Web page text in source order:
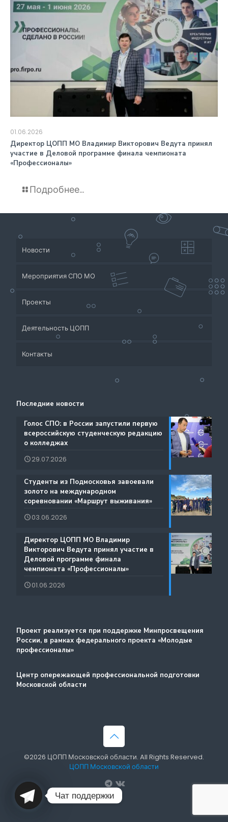
01.06.2026
️Директор ЦОПП МО Владимир Викторович Ведута принял
участие в Деловой программе финала чемпионата
«Профессионалы»
Подробнее...
Новости
Мероприятия СПО МО
Проекты
Приёмная кампания
Система СПО Московской области
Аналитический отдел содействия трудоустройству
Каталог образовательных программ
Международная деятельность
Региональный проект по Профориентации
Дополнительные образовательные услуги
Методический портал
Деятельность ЦОПП
Банк партнеров
Центр содействия занятости учащейся молодежи и
Документы
Истории Успеха
Благодарности
Фестиваль профессий «Путь навыков»
Атлас доступных профессий для лиц с
интеллектуальными нарушениями
Контакты
Ресурсы ЦОПП МО
Последние новости
️Голос СПО: в России запустили первую
всероссийскую студенческую редакцию
о колледжах
29.07.2026
️Студенты из Подмосковья завоевали
золото на международном
соревновании «Маршрут выживания»
03.06.2026
️Директор ЦОПП МО Владимир
Викторович Ведута принял участие в
Деловой программе финала
чемпионата «Профессионалы»
01.06.2026
Проект реализуется при поддержке Минпросвещения
России, в рамках федерального проекта «Молодые
профессионалы»
Центр опережающей профессиональной подготовки
Московской области
©2026 ЦОПП Московской области. All Rights Reserved.
ЦОПП Московской области
Чат поддержки